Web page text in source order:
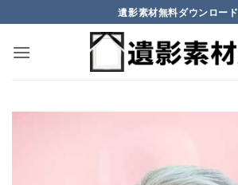
to
content
遺影素材無料ダウンロード